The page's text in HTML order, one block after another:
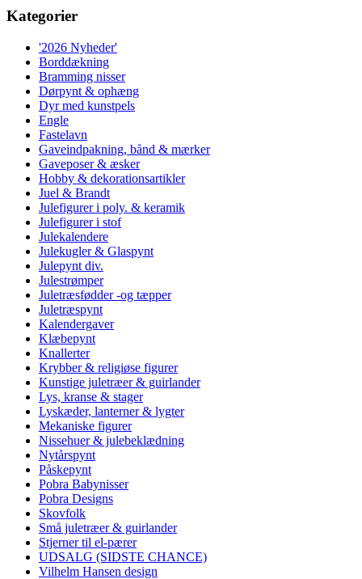
Kategorier
'2026 Nyheder'
Borddækning
Bramming nisser
Dørpynt & ophæng
Dyr med kunstpels
Engle
Fastelavn
Gaveindpakning, bånd & mærker
Gaveposer & æsker
Hobby & dekorationsartikler
Juel & Brandt
Julefigurer i poly. & keramik
Julefigurer i stof
Julekalendere
Julekugler & Glaspynt
Julepynt div.
Julestrømper
Juletræsfødder -og tæpper
Juletræspynt
Kalendergaver
Klæbepynt
Knallerter
Krybber & religiøse figurer
Kunstige juletræer & guirlander
Lys, kranse & stager
Lyskæder, lanterner & lygter
Mekaniske figurer
Nissehuer & julebeklædning
Nytårspynt
Påskepynt
Pobra Babynisser
Pobra Designs
Skovfolk
Små juletræer & guirlander
Stjerner til el-pærer
UDSALG (SIDSTE CHANCE)
Vilhelm Hansen design